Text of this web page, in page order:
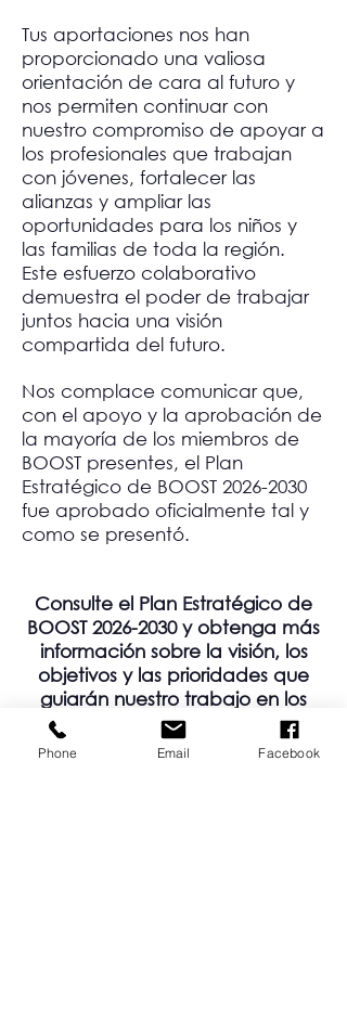
Tus aportaciones nos han
proporcionado una valiosa
orientación de cara al futuro y
nos permiten continuar con
nuestro compromiso de apoyar a
los profesionales que trabajan
con jóvenes, fortalecer las
alianzas y ampliar las
oportunidades para los niños y
las familias de toda la región.
Este esfuerzo colaborativo
demuestra el poder de trabajar
juntos hacia una visión
compartida del futuro.
Nos complace comunicar que,
con el apoyo y la aprobación de
la mayoría de los miembros de
BOOST presentes, el Plan
Estratégico de BOOST 2026-2030
fue aprobado oficialmente tal y
como se presentó.
Consulte el Plan Estratégico de
BOOST2026-2030y obtenga más
información sobre la visión, los
objetivos y las prioridades que
guiarán nuestro trabajo en los
próximos años:
Phone Email Facebook